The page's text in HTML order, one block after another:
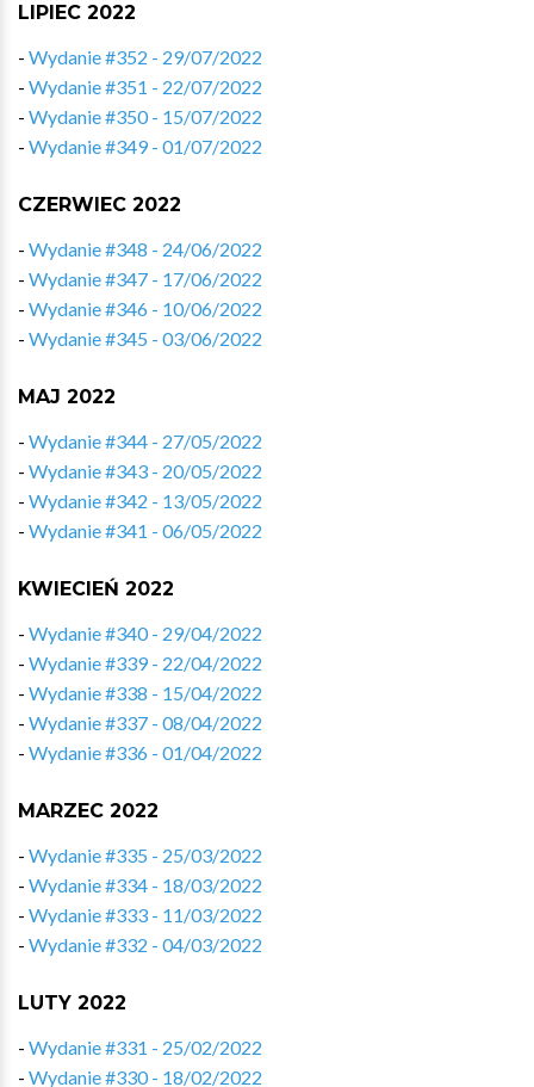
LIPIEC 2022
- Wydanie #352 - 29/07/2022
- Wydanie #351 - 22/07/2022
- Wydanie #350 - 15/07/2022
- Wydanie #349 - 01/07/2022
CZERWIEC 2022
- Wydanie #348 - 24/06/2022
- Wydanie #347 - 17/06/2022
- Wydanie #346 - 10/06/2022
- Wydanie #345 - 03/06/2022
MAJ 2022
- Wydanie #344 - 27/05/2022
- Wydanie #343 - 20/05/2022
- Wydanie #342 - 13/05/2022
- Wydanie #341 - 06/05/2022
KWIECIEŃ 2022
- Wydanie #340 - 29/04/2022
- Wydanie #339 - 22/04/2022
- Wydanie #338 - 15/04/2022
- Wydanie #337 - 08/04/2022
- Wydanie #336 - 01/04/2022
MARZEC 2022
- Wydanie #335 - 25/03/2022
- Wydanie #334 - 18/03/2022
- Wydanie #333 - 11/03/2022
- Wydanie #332 - 04/03/2022
LUTY 2022
- Wydanie #331 - 25/02/2022
- Wydanie #330 - 18/02/2022